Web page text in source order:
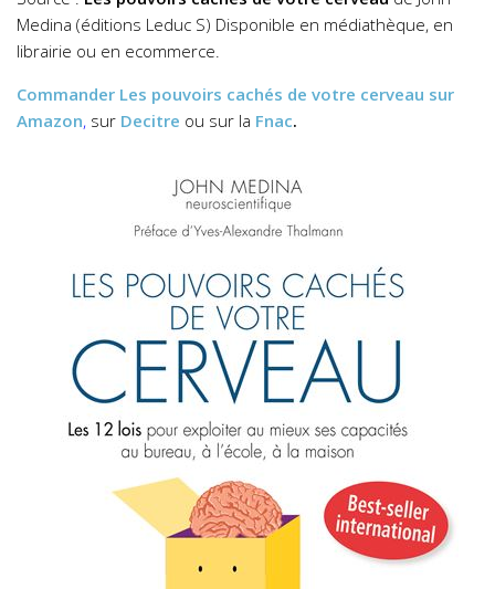
Medina (éditions Leduc S) Disponible en médiathèque, en
librairie ou en ecommerce.
Commander Les pouvoirs cachés de votre cerveau sur
Amazon, sur Decitre ou sur la Fnac.